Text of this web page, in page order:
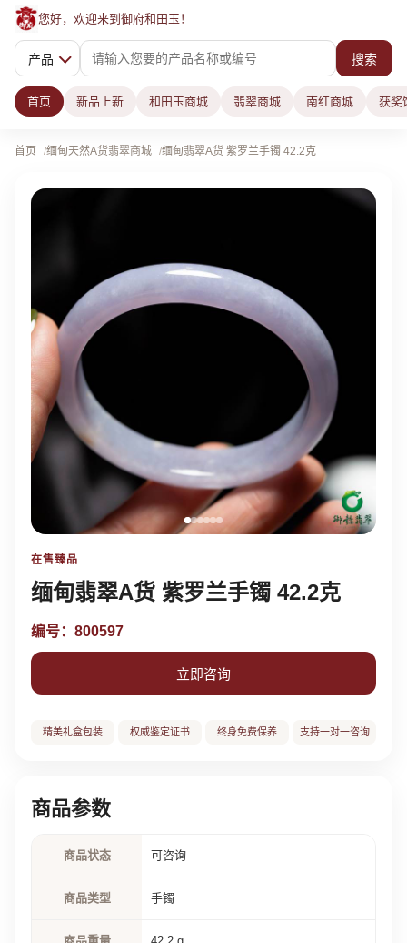
您好，欢迎来到御府和田玉！
产品 搜索
首页 新品上新 和田玉商城 翡翠商城 南红商城 获奖
首页 缅甸天然A货翡翠商城 缅甸翡翠A货 紫罗兰手镯 42.2克
在售臻品
缅甸翡翠A货 紫罗兰手镯 42.2克
编号：800597
立即咨询
精美礼盒包装 权威鉴定证书 终身免费保养 支持一对一咨询
商品参数
商品状态 可咨询
商品类型 手镯